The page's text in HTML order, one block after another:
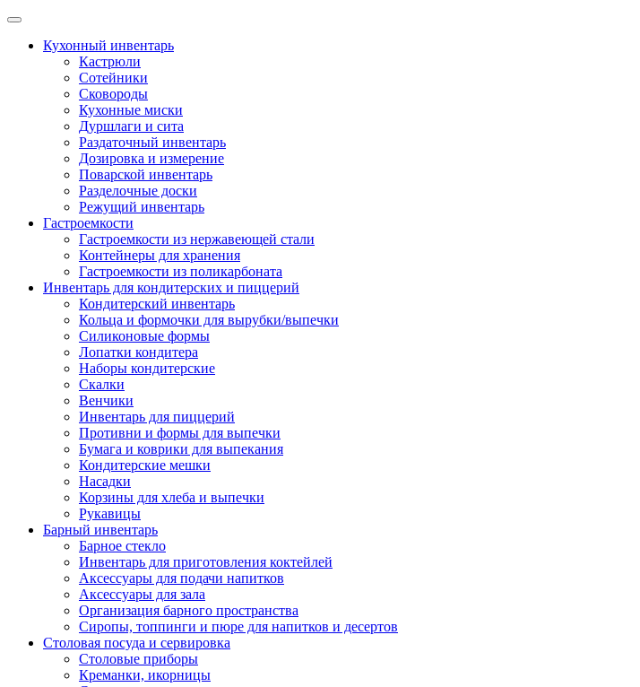
Skip
contentКухонный инвентарь
Кастрюли
Сотейники
Сковороды
Кухонные миски
Дуршлаги и сита
Раздаточный инвентарь
Дозировка и измерение
Поварской инвентарь
Разделочные доски
Режущий инвентарь
Гастроемкости
Гастроемкости из нержавеющей стали
Контейнеры для хранения
Гастроемкости из поликарбоната
Инвентарь для кондитерских и пиццерий
Кондитерский инвентарь
Кольца и формочки для вырубки/выпечки
Силиконовые формы
Лопатки кондитера
Наборы кондитерские
Скалки
Венчики
Инвентарь для пиццерий
Противни и формы для выпечки
Бумага и коврики для выпекания
Кондитерские мешки
Насадки
Корзины для хлеба и выпечки
Рукавицы
Барный инвентарь
Барное стекло
Инвентарь для приготовления коктейлей
Аксессуары для подачи напитков
Аксессуары для зала
Организация барного пространства
Сиропы, топпинги и пюре для напитков и десертов
Столовая посуда и сервировка
Столовые приборы
Креманки, икорницы